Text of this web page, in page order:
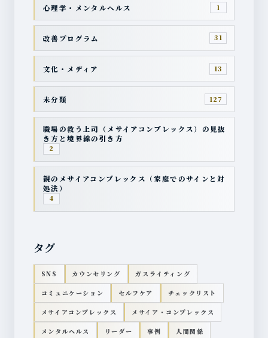
心理学・メンタルヘルス 1
改善プログラム 31
文化・メディア 13
未分類 127
職場の救う上司（メサイアコンプレックス）の見抜
き方と境界線の引き方
2
親のメサイアコンプレックス（家庭でのサインと対
処法）
4
タグ
SNS カウンセリング ガスライティング
コミュニケーション セルフケア チェックリスト
メサイアコンプレックス メサイア・コンプレックス
メンタルヘルス リーダー 事例 人間関係